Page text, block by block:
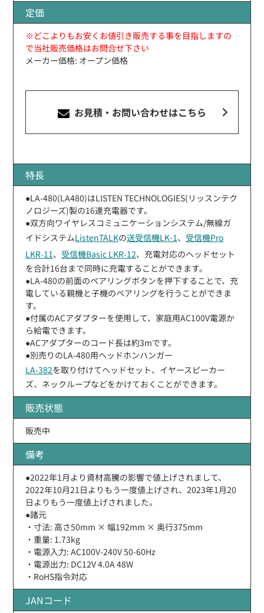
定価
※どこよりもお安くお値引き販売する事を目指しますの
で当社販売価格はお問合せ下さい
メーカー価格: オープン価格
お見積・お問い合わせはこちら
特長
●LA-480(LA480)はLISTEN TECHNOLOGIES(リッスンテク
ノロジーズ)製の16連充電器です。
●双方向ワイヤレスコミュニケーションシステム/無線ガ
イドシステムListenTALKの送受信機LK-1 、 受信機Pro
LKR-11 、 受信機Basic LKR-12、充電対応のヘッドセット
を合計16台まで同時に充電することができます。
●LA-480の前面のペアリングボタンを押下することで、充
電している親機と子機のペアリングを行うことができま
す。
●付属のACアダプターを使用して、家庭用AC100V電源か
ら給電できます。
●ACアダプターのコード長は約3mです。
●別売りのLA-480用ヘッドホンハンガー
LA-382を取り付けてヘッドセット、イヤースピーカー
ズ、ネックループなどをかけておくことができます。
販売状態
販売中
備考
●2022年1月より資材高騰の影響で値上げされまして、
2022年10月21日よりもう一度値上げされ、2023年1月20
日よりもう一度値上げされました。
●諸元
・寸法: 高さ50mm × 幅192mm × 奥行375mm
・重量: 1.73kg
・電源入力: AC100V-240V 50-60Hz
・電源出力: DC12V 4.0A 48W
・RoHS指令対応
JANコード